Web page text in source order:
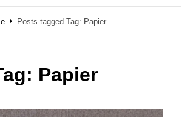
Posts tagged Tag: Papier
Papier